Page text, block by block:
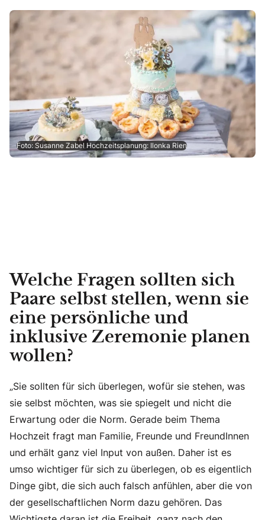
Foto: Susanne Zabel Hochzeitsplanung: Ilonka Rien
Welche Fragen sollten sich
Paare selbst stellen, wenn sie
eine persönliche und
inklusive Zeremonie planen
wollen?
„Sie sollten für sich überlegen, wofür sie stehen, was
sie selbst möchten, was sie spiegelt und nicht die
Erwartung oder die Norm. Gerade beim Thema
Hochzeit fragt man Familie, Freunde und FreundInnen
und erhält ganz viel Input von außen. Daher ist es
umso wichtiger für sich zu überlegen, ob es eigentlich
Dinge gibt, die sich auch falsch anfühlen, aber die von
der gesellschaftlichen Norm dazu gehören. Das